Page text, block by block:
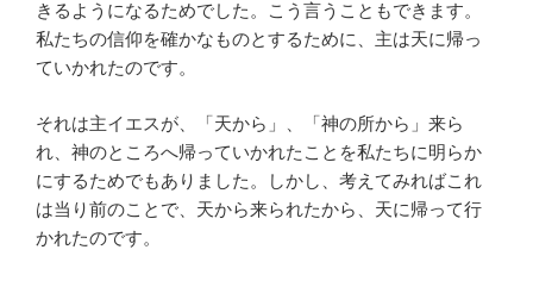
きるようになるためでした。こう言うこともできます。
私たちの信仰を確かなものとするために、主は天に帰っ
ていかれたのです。
それは主イエスが、「天から」、「神の所から」来ら
れ、神のところへ帰っていかれたことを私たちに明らか
にするためでもありました。しかし、考えてみればこれ
は当り前のことで、天から来られたから、天に帰って行
かれたのです。